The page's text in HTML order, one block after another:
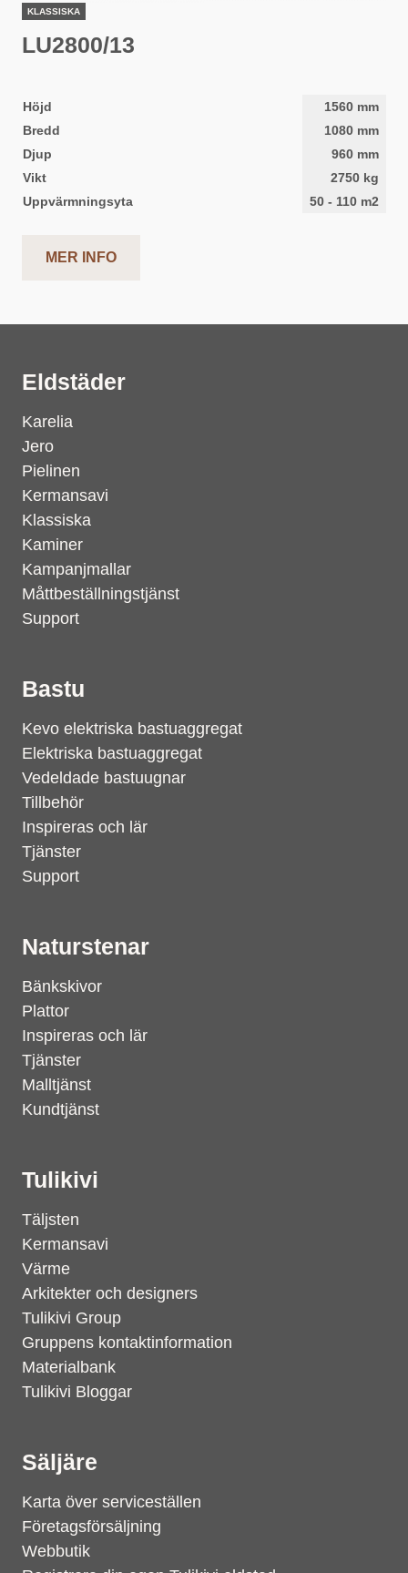
KLASSISKA
LU2800/13
Höjd 1560 mm
Bredd
1080 mm
Djup
960 mm
Vikt
2750 kg
Uppvärmningsyta
50 - 110 m2
MER INFO
Eldstäder
Karelia
Jero
Pielinen
Kermansavi
Klassiska
Kaminer
Kampanjmallar
Måttbeställningstjänst
Support
Bastu
Kevo elektriska bastuaggregat
Elektriska bastuaggregat
Vedeldade bastuugnar
Tillbehör
Inspireras och lär
Tjänster
Support
Naturstenar
Bänkskivor
Plattor
Inspireras och lär
Tjänster
Malltjänst
Kundtjänst
Tulikivi
Täljsten
Kermansavi
Värme
Arkitekter och designers
Tulikivi Group
Gruppens kontaktinformation
Materialbank
Tulikivi Bloggar
Säljäre
Karta över serviceställen
Företagsförsäljning
Webbutik